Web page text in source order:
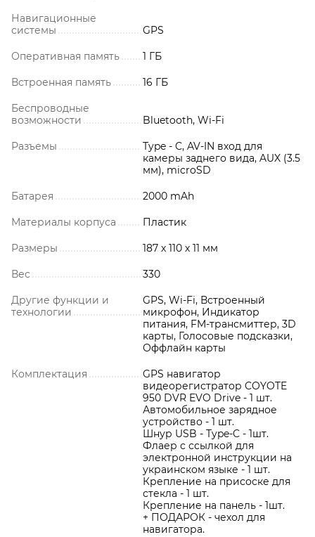
Навигационные
системы
GPS
Оперативная память 1 ГБ
Встроенная память 16 ГБ
Беспроводные
возможности
Bluetooth, Wi-Fi
Разъемы
Type - C, AV-IN вход для
камеры заднего вида, AUX (3.5
мм), microSD
Батарея 2000 mAh
Материалы корпуса Пластик
Размеры 187 х 110 х 11 мм
Вес 330
Другие функции и
технологии
GPS, Wi-Fi, Встроенный
микрофон, Индикатор
питания, FM-трансмиттер, 3D
карты, Голосовые подсказки,
Оффлайн карты
Комплектация
GPS навигатор
видеорегистратор COYOTE
950 DVR EVO Drive - 1 шт.
Автомобильное зарядное
устройство - 1 шт.
Шнур USB - Type-C - 1шт.
Флаер с ссылкой для
электронной инструкции на
украинском языке - 1 шт.
Крепление на присоске для
стекла - 1 шт.
Крепление на панель - 1шт.
+ ПОДАРОК - чехол для
навигатора.